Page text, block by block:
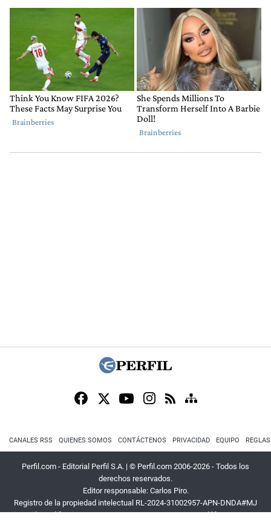
CANALES RSS QUIENES SOMOS CONTÁCTENOS PRIVACIDAD EQUIPO
Perfil.com - Editorial Perfil S.A. | © Perfil.com 2006-2026 - Todos los
derechos reservados.
Editor responsable: Carlos Piro.
Registro de la propiedad intelectual RL-2024-31002957-APN-DNDA#MJ
Dirección:California 2715,C1289ABI,CABA, Argentina| Teléfono:+54 9 11